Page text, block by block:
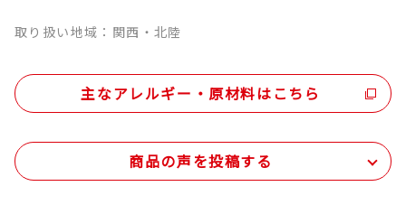
取り扱い地域：関西・北陸
主なアレルギー・原材料はこちら
商品の声を投稿する